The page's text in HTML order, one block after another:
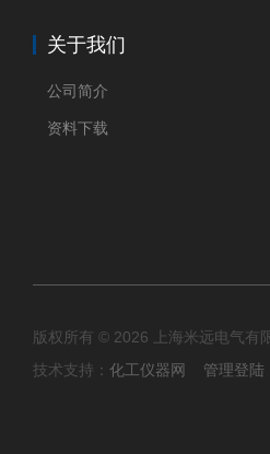
关于我们
公司简介
资料下载
版权所有 © 2026 上海米远电气有
技术支持： 化工仪器网 管理登陆